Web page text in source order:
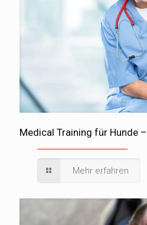
Medical Training für Hunde
Mehr erfahren